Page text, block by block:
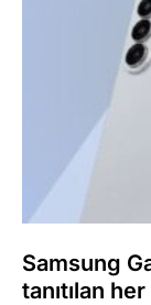
Samsung
tanıtılan